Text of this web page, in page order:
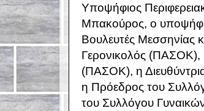
Υποψήφιος
Μπακούρος, ο
Βουλευτές Μεσσηνίας
Γερονικολός (ΠΑΣΟΚ),
(ΠΑΣΟΚ), η
η Πρόεδρος του
του Συλλόγου